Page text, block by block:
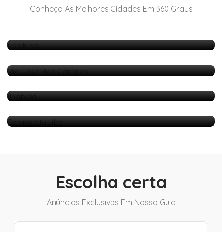
Conheça As Melhores Cidades Em 360 Graus
São José dos Campos
Ilhabela
Caraguatatuba
Escolha certa
Anúncios Exclusivos Em Nosso Guia